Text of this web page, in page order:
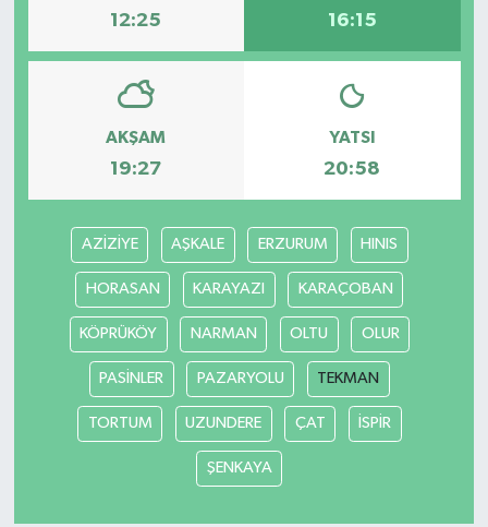
12:25 16:15
AKŞAM
19:27
YATSI
20:58
AZİZİYE AŞKALE ERZURUM HINIS
HORASAN KARAYAZI KARAÇOBAN
KÖPRÜKÖY NARMAN OLTU OLUR
PASİNLER PAZARYOLU TEKMAN
TORTUM UZUNDERE ÇAT İSPİR
ŞENKAYA